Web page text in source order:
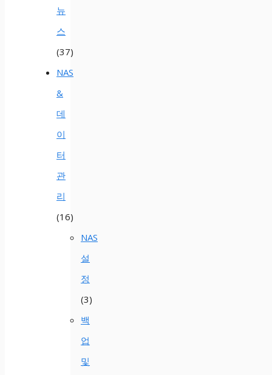
뉴
스
(37)
NAS
&
데
이
터
관
리
(16)
NAS
설
정
(3)
백
업
및